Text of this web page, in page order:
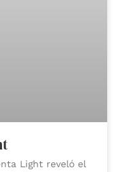
Light reveló el